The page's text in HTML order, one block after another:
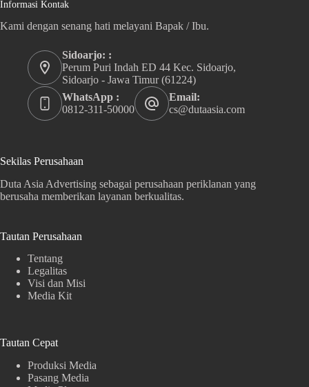
Informasi Kontak
Kami dengan senang hati melayani Bapak / Ibu.
Sidoarjo: :
Perum Puri Indah ED 44 Kec. Sidoarjo,
Sidoarjo - Jawa Timur (61224)
WhatsApp :
0812-311-50000
Email:
cs@dutaasia.com
Sekilas Perusahaan
Duta Asia Advertising sebagai perusahaan periklanan yang
berusaha memberikan layanan berkualitas.
Tautan Perusahaan
Tentang
Legalitas
Visi dan Misi
Media Kit
Tautan Cepat
Produksi Media
Pasang Media